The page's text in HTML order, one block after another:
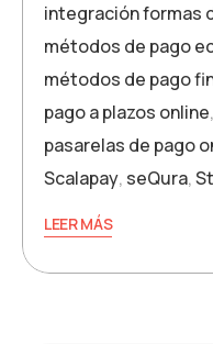
integración formas
métodos de pago
métodos de pago
pago a plazos online,
pasarelas de pago
Scalapay, seQura,
LEER MÁS